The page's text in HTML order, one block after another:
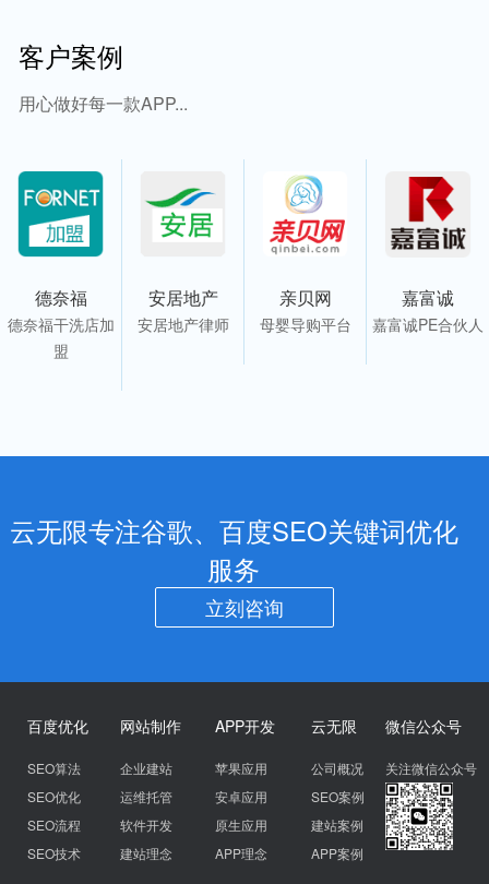
客户案例
用心做好每一款APP...
德奈福
德奈福干洗店加
盟
安居地产
安居地产律师
亲贝网
母婴导购平台
嘉富诚
嘉富诚PE合伙人
云无限专注谷歌、百度SEO关键词优化
服务
立刻咨询
百度优化
SEO算法
SEO优化
SEO流程
SEO技术
网站制作
企业建站
运维托管
软件开发
建站理念
APP开发
苹果应用
安卓应用
原生应用
APP理念
云无限
公司概况
SEO案例
建站案例
APP案例
微信公众号
关注微信公众号